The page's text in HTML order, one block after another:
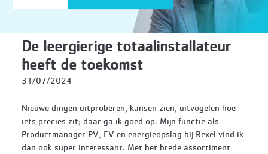
De leergierige totaalinstallateur
heeft de toekomst
31/07/2024
Nieuwe dingen uitproberen, kansen zien, uitvogelen hoe
iets precies zit; daar ga ik goed op. Mijn functie als
Productmanager PV, EV en energieopslag bij Rexel vind ik
dan ook super interessant. Met het brede assortiment